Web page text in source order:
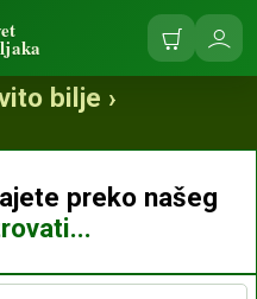
Korpa
se
bilje ›
preko našeg